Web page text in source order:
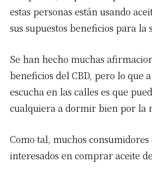
estas personas están usando
sus supuestos beneficios para la
Se han hecho muchas
beneficios del CBD, pero lo que
escucha en las calles es que
cualquiera a dormir bien por la
Como tal, muchos consumidores
interesados en comprar aceite